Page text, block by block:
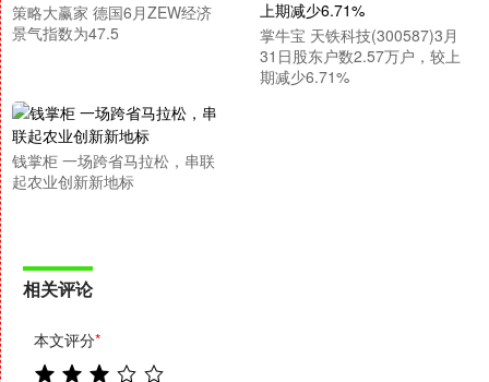
策略大赢家 德国6月ZEW经济
景气指数为47.5
掌牛宝 天铁科技(300587)3月
31日股东户数2.57万户，较上
期减少6.71%
钱掌柜 一场跨省马拉松，串联
起农业创新新地标
相关评论
本文评分*